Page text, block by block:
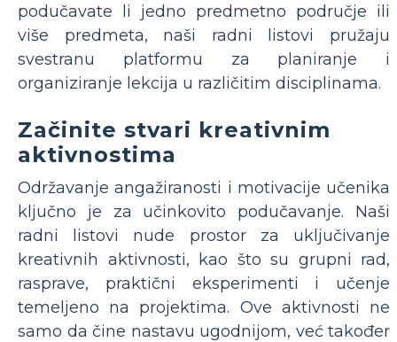
podučavate li jedno predmetno područje ili
više predmeta, naši radni listovi pružaju
svestranu platformu za planiranje i
organiziranje lekcija u različitim disciplinama.
Začinite stvari kreativnim
aktivnostima
Održavanje angažiranosti i motivacije učenika
ključno je za učinkovito podučavanje. Naši
radni listovi nude prostor za uključivanje
kreativnih aktivnosti, kao što su grupni rad,
rasprave, praktični eksperimenti i učenje
temeljeno na projektima. Ove aktivnosti ne
samo da čine nastavu ugodnijom, već također